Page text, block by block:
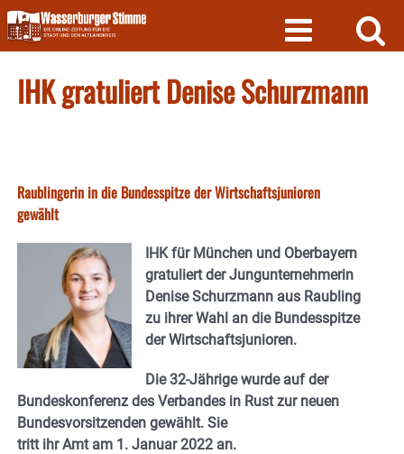
Skip
to
content
IHK gratuliert Denise Schurzmann
Raublingerin in die Bundesspitze der Wirtschaftsjunioren
gewählt
IHK für München und Oberbayern
gratuliert der Jungunternehmerin
Denise Schurzmann aus Raubling
zu ihrer Wahl an die Bundesspitze
der Wirtschaftsjunioren.
Die 32-Jährige wurde auf der
Bundeskonferenz des Verbandes in Rust zur neuen
Bundesvorsitzenden gewählt. Sie
tritt ihr Amt am 1. Januar 2022 an.